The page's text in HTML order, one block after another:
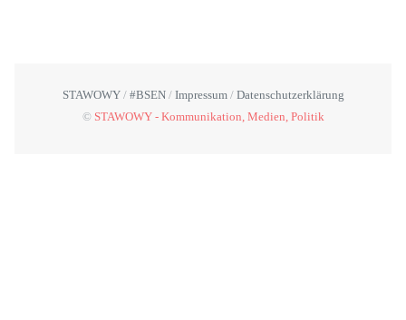
STAWOWY #BSEN Impressum
Datenschutzerklärung
© STAWOWY - Kommunikation, Medien, Politik